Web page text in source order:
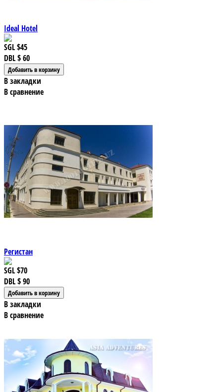
Ideal Hotel
SGL$45
DBL$ 60
В закладки
В сравнение
Регистан
SGL$70
DBL$ 90
В закладки
В сравнение